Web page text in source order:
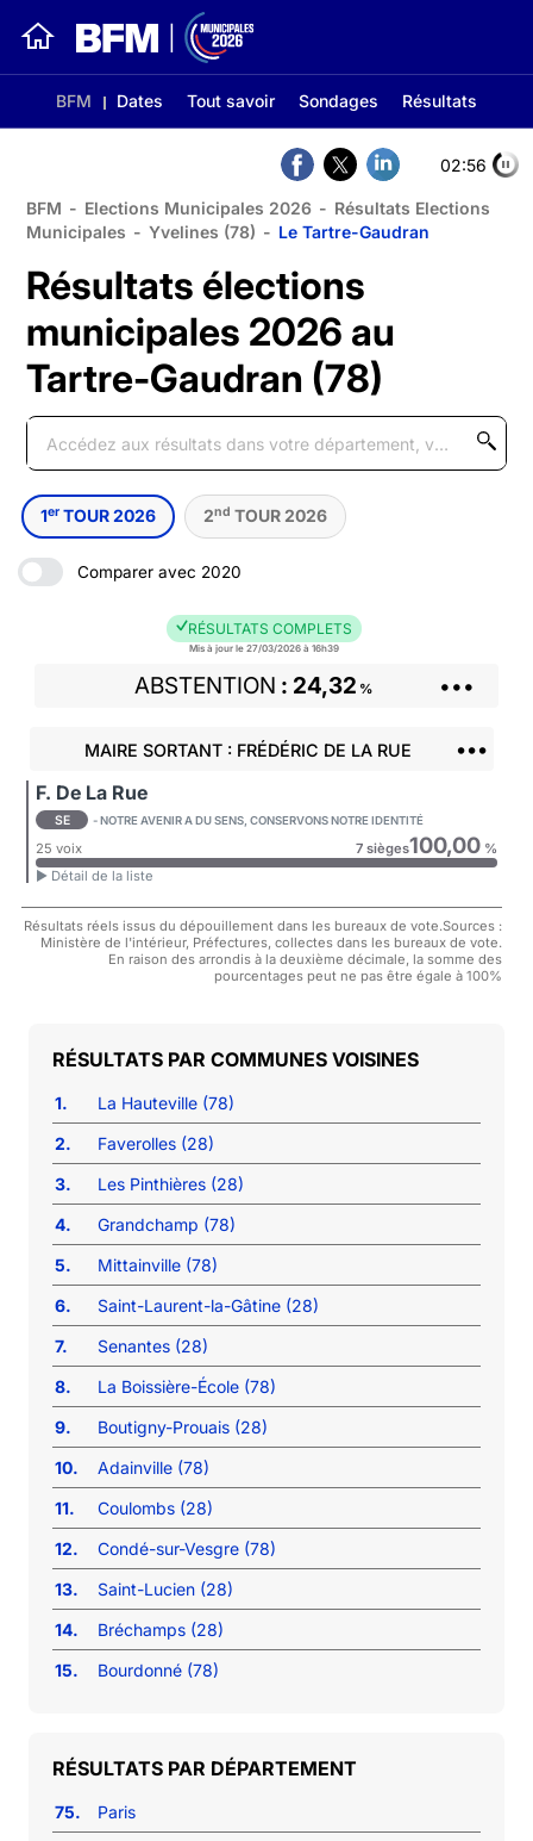
BFM Dates Tout savoir Sondages Résultats
02:56
BFM - Elections Municipales 2026 - Résultats Elections
Municipales - Yvelines (78) - Le Tartre-Gaudran
Résultats élections
municipales 2026 au
Tartre-Gaudran (78)
1er TOUR 2026 2nd TOUR 2026
Comparer avec 2020
RÉSULTATS COMPLETS
Mis à jour le 27/03/2026 à 16h39
ABSTENTION 24,32 % •••
MAIRE SORTANT : FRÉDÉRIC DE LA RUE •••
F. De La Rue
SE - NOTRE AVENIR A DU SENS, CONSERVONS NOTRE IDENTITÉ
25 voix 7 sièges100,00%
► Détail de la liste
Résultats réels issus du dépouillement dans les bureaux de vote.Sources :
Ministère de l'intérieur, Préfectures, collectes dans les bureaux de vote.
En raison des arrondis à la deuxième décimale, la somme des
pourcentages peut ne pas être égale à 100%
COMMUNES VOISINES
1.
La Hauteville (78)
2.
Faverolles (28)
3.
Les Pinthières (28)
4.
Grandchamp (78)
5.
Mittainville (78)
6.
Saint-Laurent-la-Gâtine (28)
7.
Senantes (28)
8.
La Boissière-École (78)
9.
Boutigny-Prouais (28)
10.
Adainville (78)
11.
Coulombs (28)
12.
Condé-sur-Vesgre (78)
13.
Saint-Lucien (28)
14.
Bréchamps (28)
15.
Bourdonné (78)
RÉSULTATS PAR DÉPARTEMENT
75.
Paris